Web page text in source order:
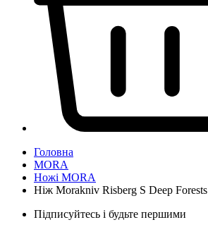
Головна
MORA
Ножі MORA
Ніж Morakniv Risberg S Deep Forests
Підписуйтесь і будьте першими